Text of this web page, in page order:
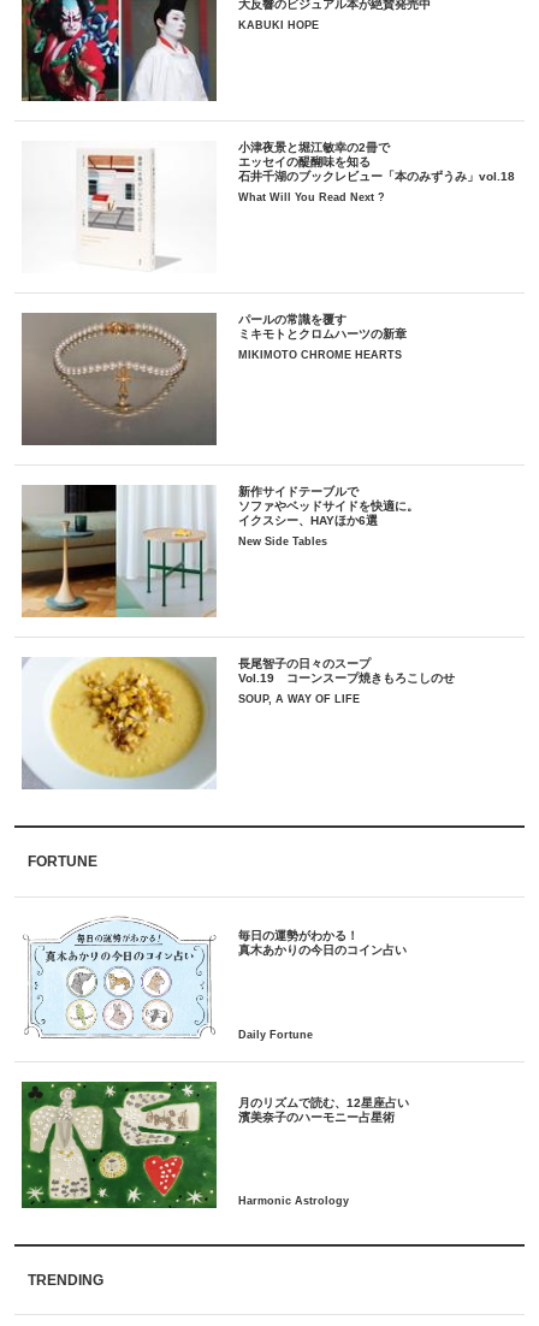
大反響のビジュアル本が絶賛発売中
KABUKI HOPE
小津夜景と堀江敏幸の2冊で
エッセイの醍醐味を知る
石井千湖のブックレビュー「本のみずうみ」vol.18
What Will You Read Next ?
パールの常識を覆す
ミキモトとクロムハーツの新章
MIKIMOTO CHROME HEARTS
新作サイドテーブルで
ソファやベッドサイドを快適に。
イクスシー、HAYほか6選
New Side Tables
長尾智子の日々のスープ
Vol.19 コーンスープ焼きもろこしのせ
SOUP, A WAY OF LIFE
FORTUNE
毎日の運勢がわかる！
月のリズムで読む、12星座占い
TRENDING